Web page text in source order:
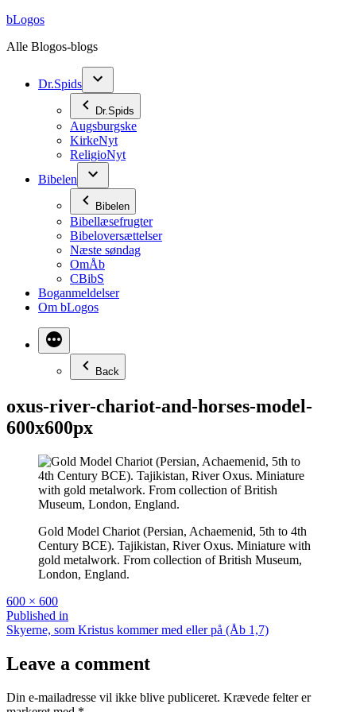
Videre
indhold
bLogos
Alle Blogos-blogs
Dr.Spids
Dr.Spids
Augsburgske
KirkeNyt
ReligioNyt
Bibelen
Bibelen
Bibellæsefrugter
Bibeloversættelser
Næste søndag
OmÅb
CBibS
Boganmeldelser
Om bLogos
Back
oxus-river-chariot-and-horses-model-
600x600px
Gold Model Chariot (Persian, Achaemenid, 5th to 4th
Century BCE). Tajikistan, River Oxus. Miniature with
gold metalwork. From collection of British Museum,
London, England.
Full
size
600 × 600
Indlægsnavigation
Published in
Skyerne, som Kristus kommer med eller på (Åb 1,7)
Leave a comment
Din e-mailadresse vil ikke blive publiceret. Krævede felter er